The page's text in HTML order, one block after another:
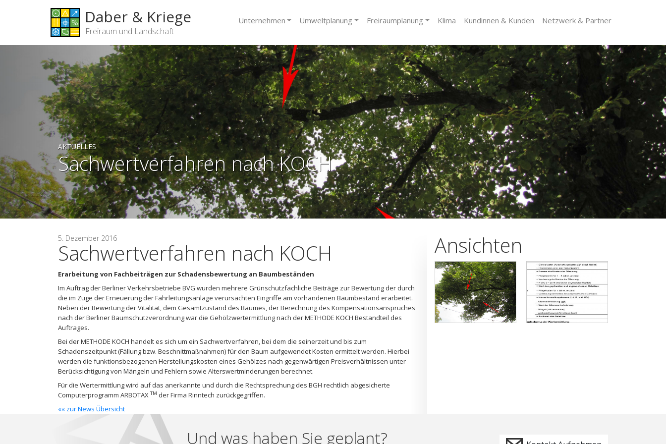
Daber & Kriege
Freiraum und Landschaft
Unternehmen Umweltplanung Freiraumplanung Klima Kundinnen & Kunden Netzwerk & Partner
AKTUELLES
Sachwertverfahren nach KOCH
5. Dezember 2016
Sachwertverfahren nach KOCH
Erarbeitung von Fachbeiträgen zur Schadensbewertung an Baumbeständen
Im Auftrag der Berliner Verkehrsbetriebe BVG wurden mehrere Grünschutzfachliche Beiträge zur Bewertung der durch
die im Zuge der Erneuerung der Fahrleitungsanlage verursachten Eingriffe am vorhandenen Baumbestand erarbeitet.
Neben der Bewertung der Vitalität, dem Gesamtzustand des Baumes, der Berechnung des Kompensationsanspruches
nach der Berliner Baumschutzverordnung war die Gehölzwertermittlung nach der METHODE KOCH Bestandteil des
Auftrages.
Bei der METHODE KOCH handelt es sich um ein Sachwertverfahren, bei dem die seinerzeit und bis zum
Schadenszeitpunkt (Fällung bzw. Beschnittmaßnahmen) für den Baum aufgewendet Kosten ermittelt werden. Hierbei
werden die funktionsbezogenen Herstellungskosten eines Gehölzes nach gegenwärtigen Preisverhältnissen unter
Berücksichtigung von Mängeln und Fehlern sowie Alterswertminderungen berechnet.
Für die Wertermittlung wird auf das anerkannte und durch die Rechtsprechung des BGH rechtlich abgesicherte
Computerprogramm ARBOTAX TM der Firma Rinntech zurückgegriffen.
«« zur News Übersicht
Ansichten
Und was haben Sie geplant?